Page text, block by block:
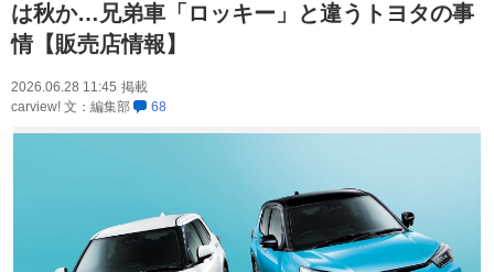
は秋か…兄弟車「ロッキー」と違うトヨタの事
情【販売店情報】
2026.06.28 11:45 掲載
carview! 文：編集部
68